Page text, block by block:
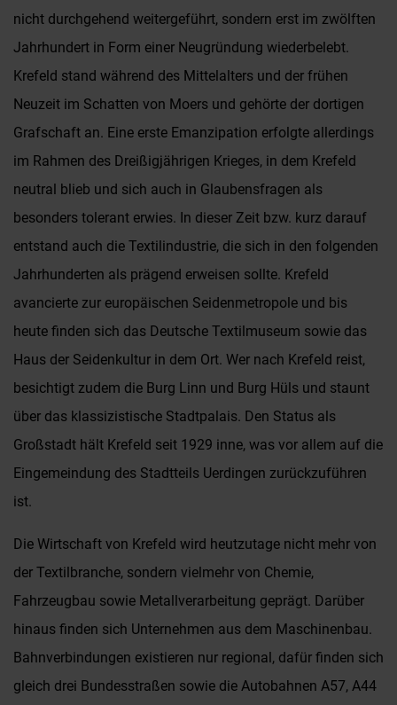
nicht durchgehend weitergeführt, sondern erst im zwölften
Jahrhundert in Form einer Neugründung wiederbelebt.
Krefeld stand während des Mittelalters und der frühen
Neuzeit im Schatten von Moers und gehörte der dortigen
Grafschaft an. Eine erste Emanzipation erfolgte allerdings
im Rahmen des Dreißigjährigen Krieges, in dem Krefeld
neutral blieb und sich auch in Glaubensfragen als
besonders tolerant erwies. In dieser Zeit bzw. kurz darauf
entstand auch die Textilindustrie, die sich in den folgenden
Jahrhunderten als prägend erweisen sollte. Krefeld
avancierte zur europäischen Seidenmetropole und bis
heute finden sich das Deutsche Textilmuseum sowie das
Haus der Seidenkultur in dem Ort. Wer nach Krefeld reist,
besichtigt zudem die Burg Linn und Burg Hüls und staunt
über das klassizistische Stadtpalais. Den Status als
Großstadt hält Krefeld seit 1929 inne, was vor allem auf die
Eingemeindung des Stadtteils Uerdingen zurückzuführen
ist.
Die Wirtschaft von Krefeld wird heutzutage nicht mehr von
der Textilbranche, sondern vielmehr von Chemie,
Fahrzeugbau sowie Metallverarbeitung geprägt. Darüber
hinaus finden sich Unternehmen aus dem Maschinenbau.
Bahnverbindungen existieren nur regional, dafür finden sich
gleich drei Bundesstraßen sowie die Autobahnen A57, A44